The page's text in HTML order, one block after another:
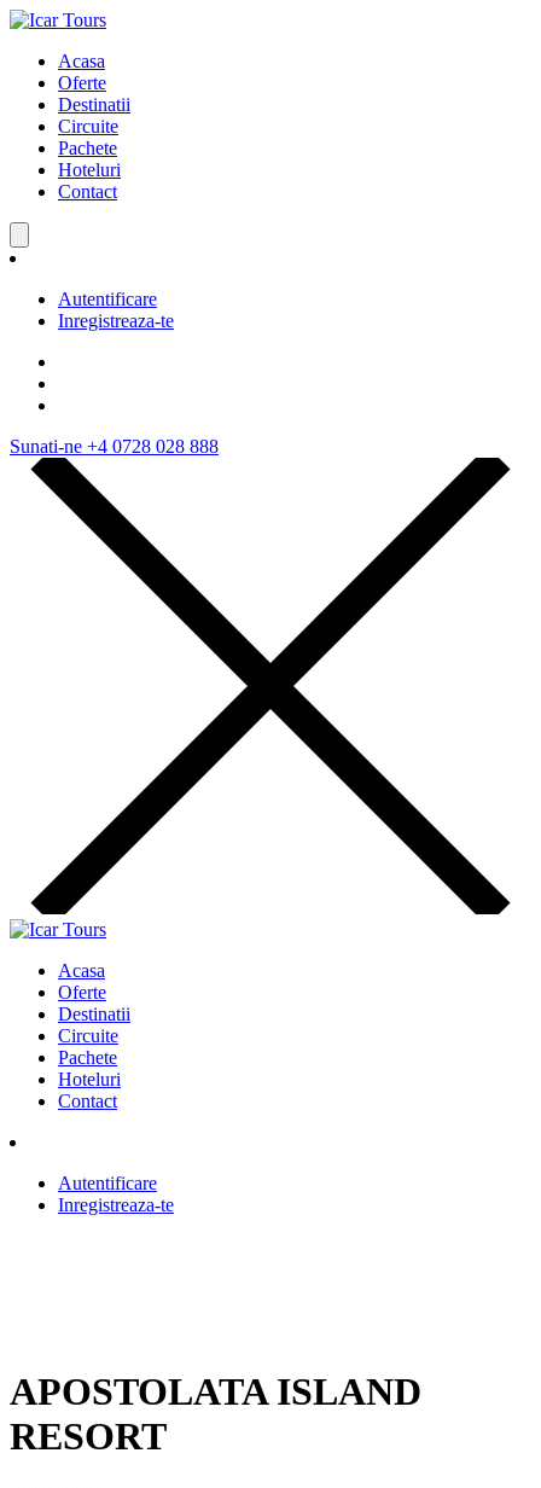
Acasa
Oferte
Destinatii
Circuite
Pachete
Hoteluri
Contact
Autentificare
Inregistreaza-te
Sunati-ne +4 0728 028 888
Acasa
Oferte
Destinatii
Circuite
Pachete
Hoteluri
Contact
Autentificare
Inregistreaza-te
APOSTOLATA ISLAND
RESORT